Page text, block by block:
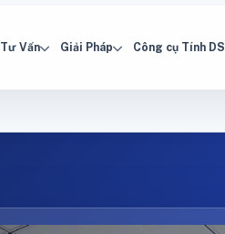
Tư Vấn Giải Pháp Công cụ Tính DS